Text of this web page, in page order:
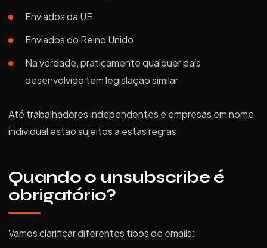
Enviados da UE
Enviados do Reino Unido
Na verdade, praticamente qualquer país
desenvolvido tem legislação similar
Até trabalhadores independentes e empresas em nome
individual estão sujeitos a estas regras.
Quando o unsubscribe é
obrigatório?
Vamos clarificar diferentes tipos de emails: